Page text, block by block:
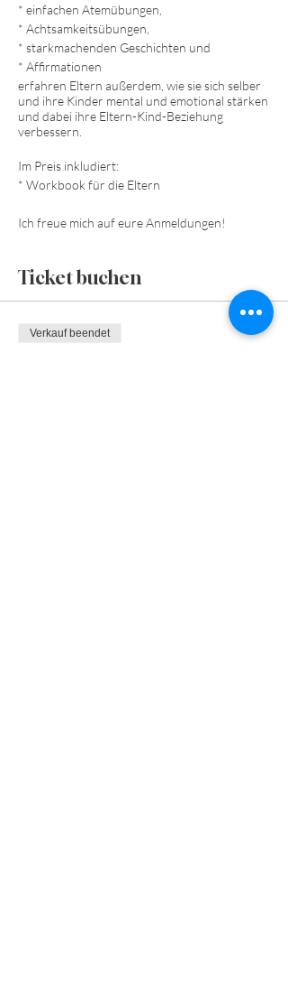
* einfachen Atemübungen,
* Achtsamkeitsübungen,
* starkmachenden Geschichten und
* Affirmationen
erfahren Eltern außerdem, wie sie sich selber
und ihre Kinder mental und emotional stärken
und dabei ihre Eltern-Kind-Beziehung
verbessern.
Im Preis inkludiert:
* Workbook für die Eltern
Ich freue mich auf eure Anmeldungen!
Ticket buchen
Verkauf beendet